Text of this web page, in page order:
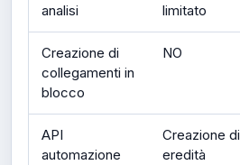
analisi
limitato
Creazione di
collegamenti in
blocco
NO
API
automazione
Creazione di
eredità